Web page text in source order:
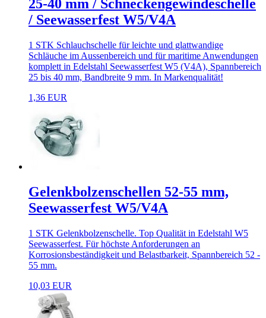
25-40 mm / Schneckengewindeschelle
/ Seewasserfest W5/V4A
1 STK Schlauchschelle für leichte und glattwandige
Schläuche im Aussenbereich und für maritime Anwendungen
komplett in Edelstahl Seewasserfest W5 (V4A), Spannbereich
25 bis 40 mm, Bandbreite 9 mm. In Markenqualität!
1,36 EUR
Gelenkbolzenschellen 52-55 mm,
Seewasserfest W5/V4A
1 STK Gelenkbolzenschelle. Top Qualität in Edelstahl W5
Seewasserfest. Für höchste Anforderungen an
Korrosionsbeständigkeit und Belastbarkeit, Spannbereich 52 -
55 mm.
10,03 EUR